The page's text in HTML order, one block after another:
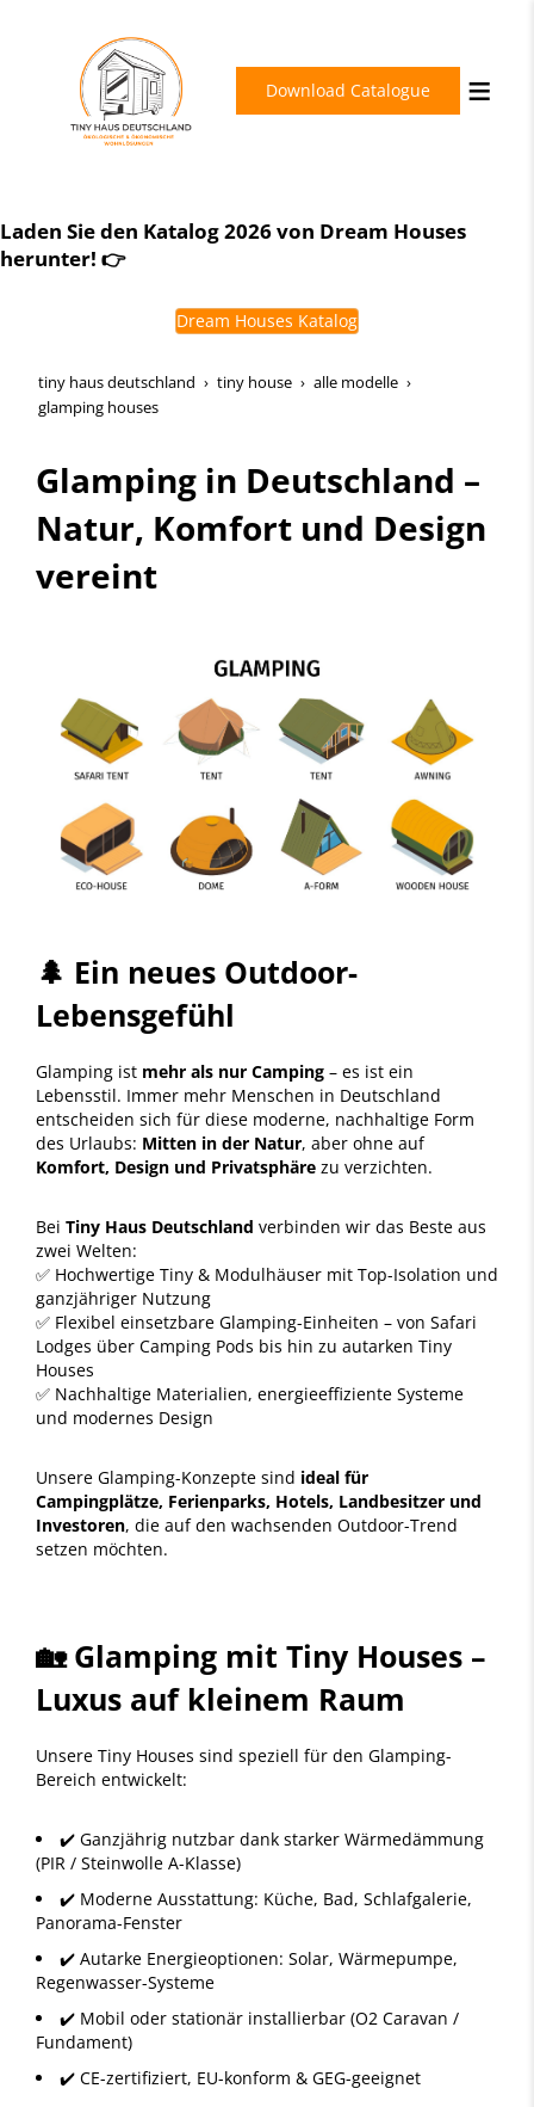
Download Catalogue
Dream Houses Perfection
Laden Sie den Katalog 2026 von Dream Houses
herunter! 👉
Dream Houses Katalog
tiny haus deutschland tiny house
alle modelle
glamping houses
Glamping in Deutschland –
Natur, Komfort und Design
vereint
🌲 Ein neues Outdoor-
Lebensgefühl
Glamping ist mehr als nur Camping – es ist ein
Lebensstil. Immer mehr Menschen in Deutschland
entscheiden sich für diese moderne, nachhaltige Form
des Urlaubs: Mitten in der Natur, aber ohne auf
Komfort, Design und Privatsphäre zu verzichten.
Bei Tiny Haus Deutschland verbinden wir das Beste aus
zwei Welten:
✅ Hochwertige Tiny & Modulhäuser mit Top-Isolation und
ganzjähriger Nutzung
✅ Flexibel einsetzbare Glamping-Einheiten – von Safari
Lodges über Camping Pods bis hin zu autarken Tiny
Houses
✅ Nachhaltige Materialien, energieeffiziente Systeme
und modernes Design
Unsere Glamping-Konzepte sind ideal für
Campingplätze, Ferienparks, Hotels, Landbesitzer und
Investoren, die auf den wachsenden Outdoor-Trend
setzen möchten.
🏡 Glamping mit Tiny Houses –
Luxus auf kleinem Raum
Unsere Tiny Houses sind speziell für den Glamping-
Bereich entwickelt:
✔️ Ganzjährig nutzbar dank starker Wärmedämmung
(PIR / Steinwolle A-Klasse)
✔️ Moderne Ausstattung: Küche, Bad, Schlafgalerie,
Panorama-Fenster
✔️ Autarke Energieoptionen: Solar, Wärmepumpe,
Regenwasser-Systeme
✔️ Mobil oder stationär installierbar (O2 Caravan /
Fundament)
✔️ CE-zertifiziert, EU-konform & GEG-geeignet